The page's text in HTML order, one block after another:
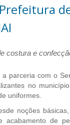
costura e
a parceria com o
no
uniformes.
noções
acabamento de